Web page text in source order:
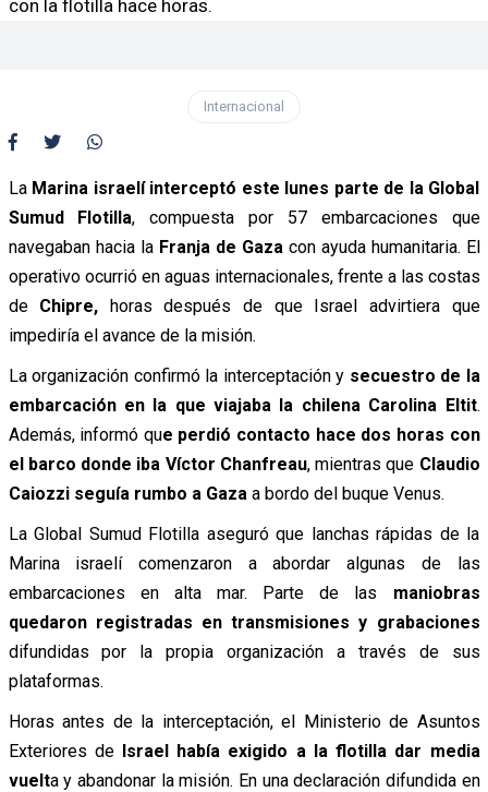
con la flotilla hace horas.
Internacional
LaMarina israelí interceptó este lunes parte de la Global
Sumud Flotilla, compuesta por 57 embarcaciones que
navegaban hacia laFranja de Gaza con ayuda humanitaria. El
operativo ocurrió en aguas internacionales, frente a las costas
de Chipre, horas después de que Israel advirtiera que
impediría el avance de la misión.
La organización confirmó la interceptación y secuestro de la
embarcación en la que viajaba la chilena Carolina Eltit.
Además, informó que perdió contacto hace dos horas con
el barco donde iba Víctor Chanfreau, mientras que Claudio
Caiozzi seguía rumbo a Gaza a bordo del buque Venus.
La Global Sumud Flotilla aseguró que lanchas rápidas de la
Marina israelí comenzaron a abordar algunas de las
embarcaciones en alta mar. Parte de las maniobras
quedaron registradas en transmisiones y grabaciones
difundidas por la propia organización a través de sus
plataformas.
Horas antes de la interceptación, el Ministerio de Asuntos
Exteriores deIsrael había exigido a la flotilla dar media
vuelta y abandonar la misión. En una declaración difundida en